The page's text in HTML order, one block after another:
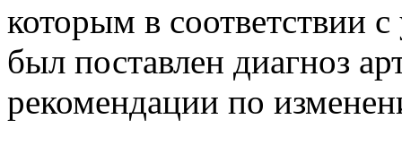
которым в соответствии
был поставлен диагноз
рекомендации по